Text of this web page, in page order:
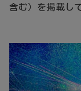
含む）を掲載し